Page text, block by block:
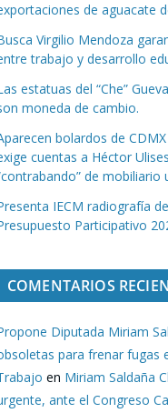
de aguacate
Virgilio Mendoza
trabajo y desarrollo
estatuas del “Che”
moneda de cambio.
bolardos de
cuentas a Héctor
de mobiliario
IECM radiografía
Participativo
COMENTARIOS
Diputada Miriam
para frenar fugas
en Miriam Saldaña
ante el Congreso